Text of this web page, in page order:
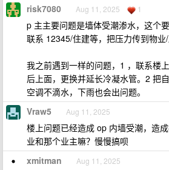
risk7080 Aug 11, 2025 1
p 主主要问题是墙体受潮渗水，这个要
联系 12345/住建等，把压力传到物业
我之前遇到一样的问题，1 ，联系楼
后上面，更换并延长冷凝水管。2 把
空调不滴水，下雨也会出问题。
Vraw5 Aug 11, 2025
楼上问题已经造成 op 内墙受潮，造
业和那个业主嘛？慢慢搞呗
xmitman Aug 11, 2025